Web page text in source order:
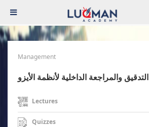
Management
التدقيق والمراجعة الداخلية لأنظمة الأيزو
Lectures
Quizzes